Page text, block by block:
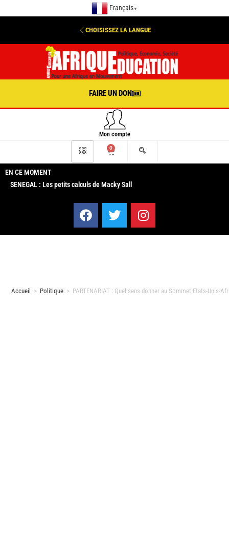
Français ▼
CHOISISSEZ LA LANGUE
FAIRE UN DON
Mon compte
0
EN CE MOMENT
SENEGAL : Les petits calculs de Macky Sall
Accueil > Politique > PARTENARIAT : Quel sens donner au Sommet Etats-Unis-